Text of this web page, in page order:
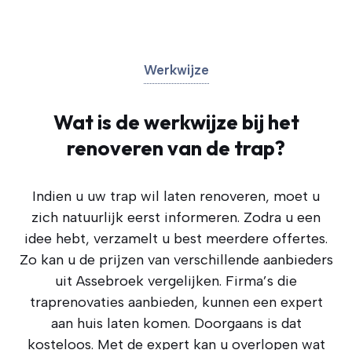
Werkwijze
Wat is de werkwijze bij het
renoveren van de trap?
Indien u uw trap wil laten renoveren, moet u
zich natuurlijk eerst informeren. Zodra u een
idee hebt, verzamelt u best meerdere offertes.
Zo kan u de prijzen van verschillende aanbieders
uit Assebroek vergelijken. Firma’s die
traprenovaties aanbieden, kunnen een expert
aan huis laten komen. Doorgaans is dat
kosteloos. Met de expert kan u overlopen wat